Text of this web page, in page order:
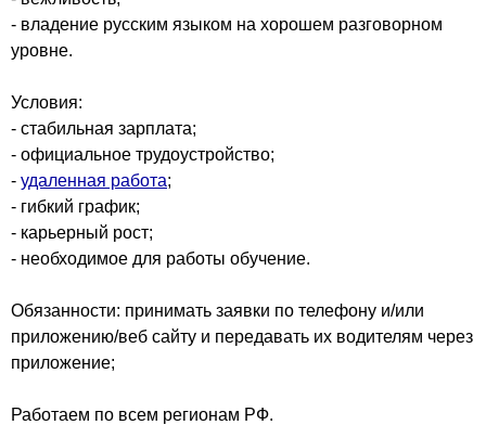
- владение русским языком на хорошем разговорном
уровне.
Условия:
- стабильная зарплата;
- официальное трудоустройство;
- удаленная работа;
- гибкий график;
- карьерный рост;
- необходимое для работы обучение.
Обязанности: принимать заявки по телефону и/или
приложению/веб сайту и передавать их водителям через
приложение;
Работаем по всем регионам РФ.